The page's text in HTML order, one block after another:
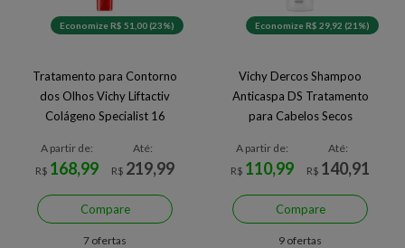
Economize R$ 51,00 (23%)
Tratamento para Contorno
dos Olhos Vichy Liftactiv
Colágeno Specialist 16
A partir de:
R$ 168,99
Até:
R$ 219,99
Compare
7 ofertas
Economize R$ 29,92 (21%)
Vichy Dercos Shampoo
Anticaspa DS Tratamento
para Cabelos Secos
A partir de:
R$ 110,99
Até:
R$ 140,91
Compare
9 ofertas